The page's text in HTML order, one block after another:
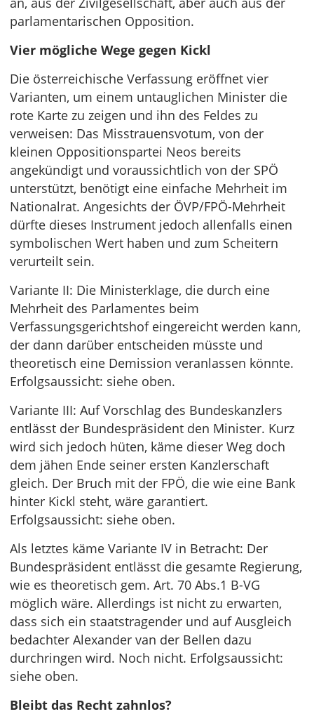
parlamentarischen Opposition.
Vier mögliche Wege gegen Kickl
Die österreichische Verfassung eröffnet vier
Varianten, um einem untauglichen Minister die
rote Karte zu zeigen und ihn des Feldes zu
verweisen: Das Misstrauensvotum, von der
kleinen Oppositionspartei Neos bereits
angekündigt und voraussichtlich von der SPÖ
unterstützt, benötigt eine einfache Mehrheit im
Nationalrat. Angesichts der ÖVP/FPÖ-Mehrheit
dürfte dieses Instrument jedoch allenfalls einen
symbolischen Wert haben und zum Scheitern
verurteilt sein.
Variante II: Die Ministerklage, die durch eine
Mehrheit des Parlamentes beim
Verfassungsgerichtshof eingereicht werden kann,
der dann darüber entscheiden müsste und
theoretisch eine Demission veranlassen könnte.
Erfolgsaussicht: siehe oben.
Variante III: Auf Vorschlag des Bundeskanzlers
entlässt der Bundespräsident den Minister. Kurz
wird sich jedoch hüten, käme dieser Weg doch
dem jähen Ende seiner ersten Kanzlerschaft
gleich. Der Bruch mit der FPÖ, die wie eine Bank
hinter Kickl steht, wäre garantiert.
Erfolgsaussicht: siehe oben.
Als letztes käme Variante IV in Betracht: Der
Bundespräsident entlässt die gesamte Regierung,
wie es theoretisch gem. Art. 70 Abs.1 B-VG
möglich wäre. Allerdings ist nicht zu erwarten,
dass sich ein staatstragender und auf Ausgleich
bedachter Alexander van der Bellen dazu
durchringen wird. Noch nicht. Erfolgsaussicht:
siehe oben.
Bleibt das Recht zahnlos?